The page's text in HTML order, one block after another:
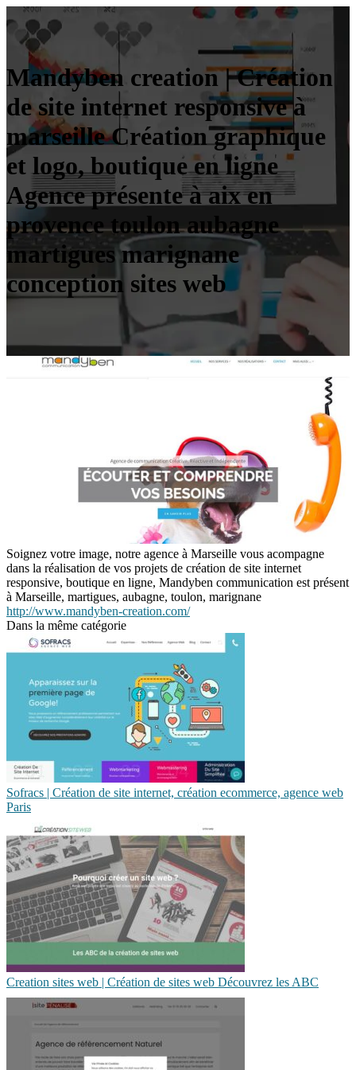
Mandyben creation | Création
de site internet responsive à
marseille Création graphique
et logo, boutique en ligne
Agence présente à aix en
provence toulon aubagne
martigues marignane
conception sites web
Soignez votre image, notre agence à Marseille vous acompagne
dans la réalisation de vos projets de création de site internet
responsive, boutique en ligne, Mandyben communication est présent
à Marseille, martigues, aubagne, toulon, marignane
http://www.mandyben-creation.com/
Dans la même catégorie
Sofracs | Création de site internet, création ecommerce, agence web
Paris
Creation sites web | Création de sites web Découvrez les ABC